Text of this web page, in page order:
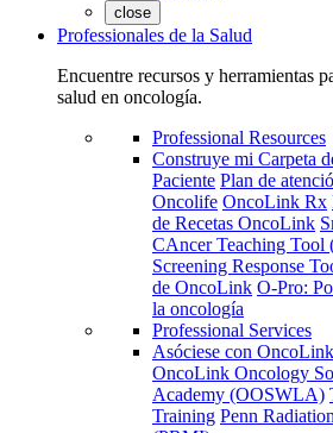
close
Professionales de la Salud
Encuentre recursos y herramientas
salud en oncología.
Professional Resources
Construye mi Carpeta
Paciente Plan de
Oncolife OncoLink Rx
de Recetas OncoLink
CAncer Teaching Tool
Screening Response
de OncoLink O-Pro:
la oncología
Professional Services
Asóciese con OncoLink
OncoLink Oncology
Academy (OOSWLA)
Training Penn